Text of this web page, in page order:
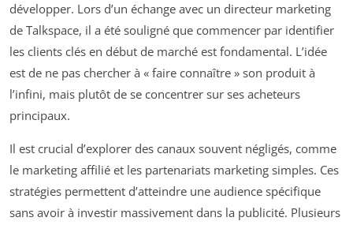
développer. Lors d’un échange avec un directeur marketing
de Talkspace, il a été souligné que commencer par identifier
les clients clés en début de marché est fondamental. L’idée
est de ne pas chercher à « faire connaître » son produit à
l’infini, mais plutôt de se concentrer sur ses acheteurs
principaux.
Il est crucial d’explorer des canaux souvent négligés, comme
le marketing affilié et les partenariats marketing simples. Ces
stratégies permettent d’atteindre une audience spécifique
sans avoir à investir massivement dans la publicité. Plusieurs